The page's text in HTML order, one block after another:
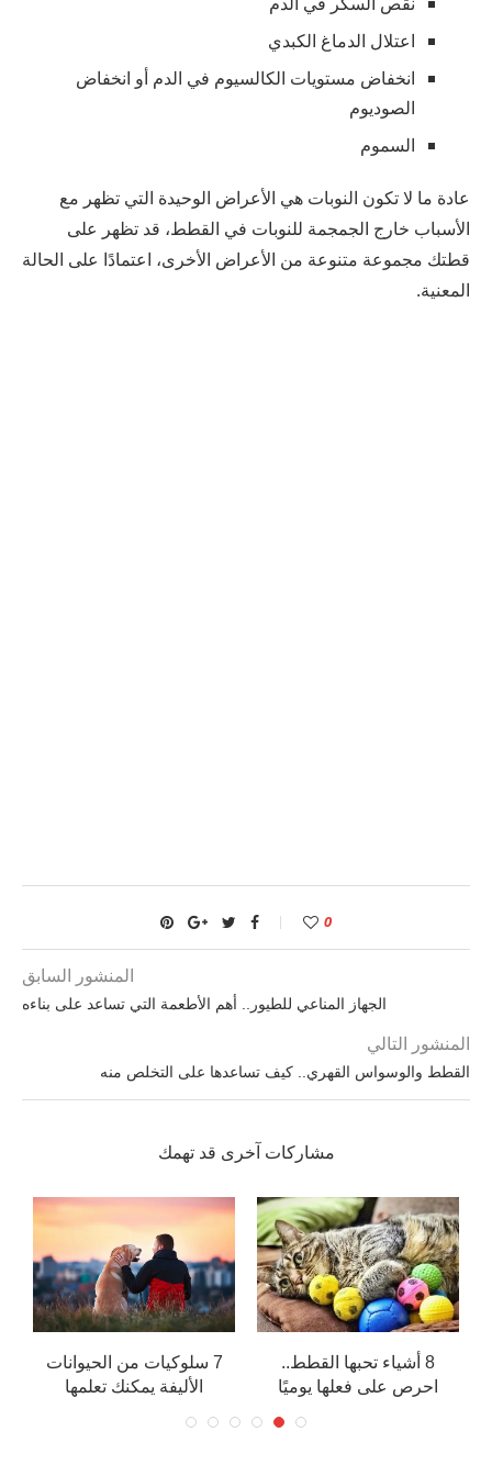
اعتلال الدماغ الكبدي
انخفاض مستويات الكالسيوم في الدم أو انخفاض
الصوديوم
السموم
عادة ما لا تكون النوبات هي الأعراض الوحيدة التي تظهر مع
الأسباب خارج الجمجمة للنوبات في القطط، قد تظهر على
قطتك مجموعة متنوعة من الأعراض الأخرى، اعتمادًا على الحالة
المعنية.
0
المنشور السابق
الجهاز المناعي للطيور.. أهم الأطعمة التي تساعد على بناءه
المنشور التالي
القطط والوسواس القهري.. كيف تساعدها على التخلص منه
مشاركات آخرى قد تهمك
8 أشياء تحبها القطط..
احرص على فعلها يوميًا
7 سلوكيات من الحيوانات
الأليفة يمكنك تعلمها